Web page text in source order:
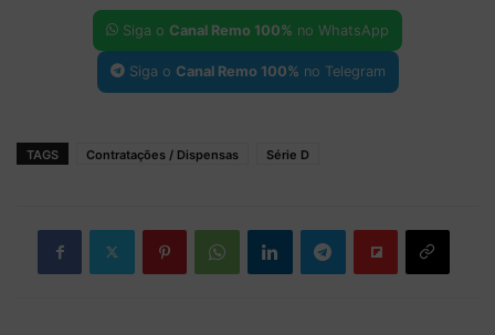
Siga o Canal Remo 100% no WhatsApp
Siga o Canal Remo 100% no Telegram
TAGS Contratações / Dispensas Série D